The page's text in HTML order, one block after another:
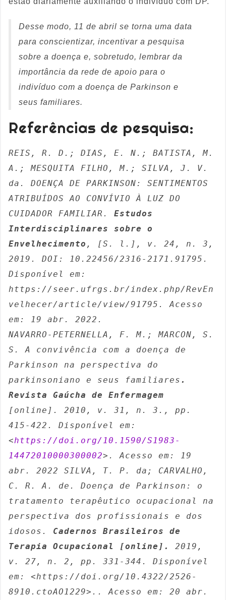
Desse modo, 11 de abril se torna uma data
para conscientizar, incentivar a pesquisa
sobre a doença e, sobretudo, lembrar da
importância da rede de apoio para o
indivíduo com a doença de Parkinson e
seus familiares.
Referências de pesquisa:
REIS, R. D.; DIAS, E. N.; BATISTA, M.
A.; MESQUITA FILHO, M.; SILVA, J. V.
da. DOENÇA DE PARKINSON: SENTIMENTOS
ATRIBUÍDOS AO CONVÍVIO À LUZ DO
CUIDADOR FAMILIAR. Estudos
Interdisciplinares sobre o
Envelhecimento , [S. l.], v. 24, n. 3,
2019. DOI: 10.22456/2316-2171.91795.
Disponível em:
https://seer.ufrgs.br/index.php/RevEn
velhecer/article/view/91795. Acesso
em: 19 abr. 2022.
NAVARRO-PETERNELLA, F. M.; MARCON, S.
S. A convivência com a doença de
Parkinson na perspectiva do
parkinsoniano e seus familiares .
Revista Gaúcha de Enfermagem
[online]. 2010, v. 31, n. 3., pp.
415-422. Disponível em:
<https://doi.org/10.1590/S1983-
14472010000300002>. Acesso em: 19
abr. 2022 SILVA, T. P. da; CARVALHO,
C. R. A. de. Doença de Parkinson: o
tratamento terapêutico ocupacional na
perspectiva dos profissionais e dos
idosos. Cadernos Brasileiros de
Terapia Ocupacional [online].
2019,
v. 27, n. 2, pp. 331-344. Disponível
em: <https://doi.org/10.4322/2526-
8910.ctoAO1229>.. Acesso em: 20 abr.